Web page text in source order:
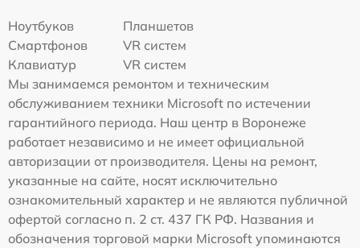
Ноутбуков
Планшетов
Смартфонов
VR систем
Клавиатур
VR систем
Мы занимаемся ремонтом и техническим
обслуживанием техники Microsoft по истечении
гарантийного периода. Наш центр в Воронеже
работает независимо и не имеет официальной
авторизации от производителя. Цены на ремонт,
указанные на сайте, носят исключительно
ознакомительный характер и не являются публичной
офертой согласно п. 2 ст. 437 ГК РФ. Названия и
обозначения торговой марки Microsoft упоминаются